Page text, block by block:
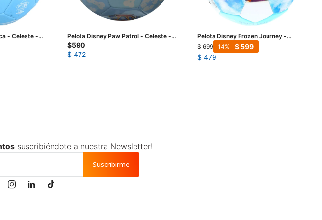
- Celeste -
Pelota Disney Paw Patrol - Celeste -
Azul
$590
$ 472
Pelota Disney Frozen Journey -
Celeste - Blanco
$ 699 $ 599
14
$ 479
suscribiéndote a nuestra Newsletter!
Suscribirme
  